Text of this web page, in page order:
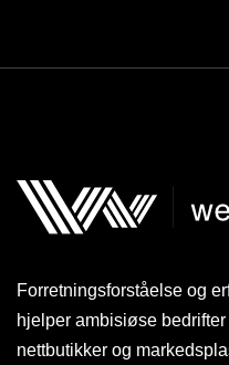
Forretningsforståelse og
hjelper ambisiøse
nettbutikker og